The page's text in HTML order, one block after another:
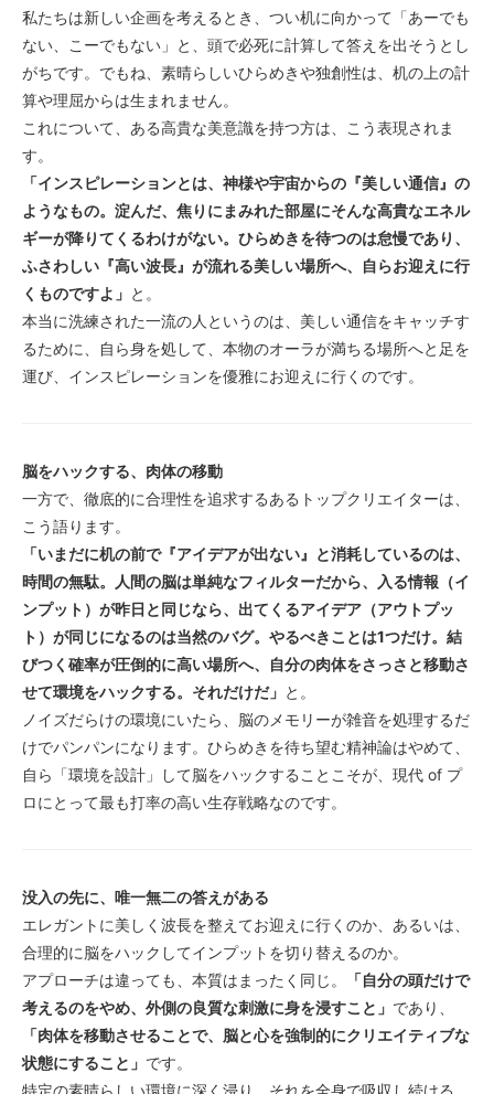
私たちは新しい企画を考えるとき、つい机に向かって「あーでも
ない、こーでもない」と、頭で必死に計算して答えを出そうとし
がちです。でもね、素晴らしいひらめきや独創性は、机の上の計
算や理屈からは生まれません。
これについて、ある高貴な美意識を持つ方は、こう表現されま
す。
「インスピレーションとは、神様や宇宙からの『美しい通信』の
ようなもの。淀んだ、焦りにまみれた部屋にそんな高貴なエネル
ギーが降りてくるわけがない。ひらめきを待つのは怠慢であり、
ふさわしい『高い波長』が流れる美しい場所へ、自らお迎えに行
くものですよ」 と。
本当に洗練された一流の人というのは、美しい通信をキャッチす
るために、自ら身を処して、本物のオーラが満ちる場所へと足を
運び、インスピレーションを優雅にお迎えに行くのです。
脳をハックする、肉体の移動
一方で、徹底的に合理性を追求するあるトップクリエイターは、
こう語ります。
「いまだに机の前で『アイデアが出ない』と消耗しているのは、
時間の無駄。人間の脳は単純なフィルターだから、入る情報（イ
ンプット）が昨日と同じなら、出てくるアイデア（アウトプッ
ト）が同じになるのは当然のバグ。やるべきことは1つだけ。結
びつく確率が圧倒的に高い場所へ、自分の肉体をさっさと移動さ
せて環境をハックする。それだけだ」 と。
ノイズだらけの環境にいたら、脳のメモリーが雑音を処理するだ
けでパンパンになります。ひらめきを待ち望む精神論はやめて、
自ら「環境を設計」して脳をハックすることこそが、現代 of プ
ロにとって最も打率の高い生存戦略なのです。
没入の先に、唯一無二の答えがある
エレガントに美しく波長を整えてお迎えに行くのか、あるいは、
合理的に脳をハックしてインプットを切り替えるのか。
アプローチは違っても、本質はまったく同じ。
「自分の頭だけで
考えるのをやめ、外側の良質な刺激に身を浸すこと」 であり、
「肉体を移動させることで、脳と心を強制的にクリエイティブな
状態にすること」 です。
特定の素晴らしい環境に深く浸り、それを全身で吸収し続ける